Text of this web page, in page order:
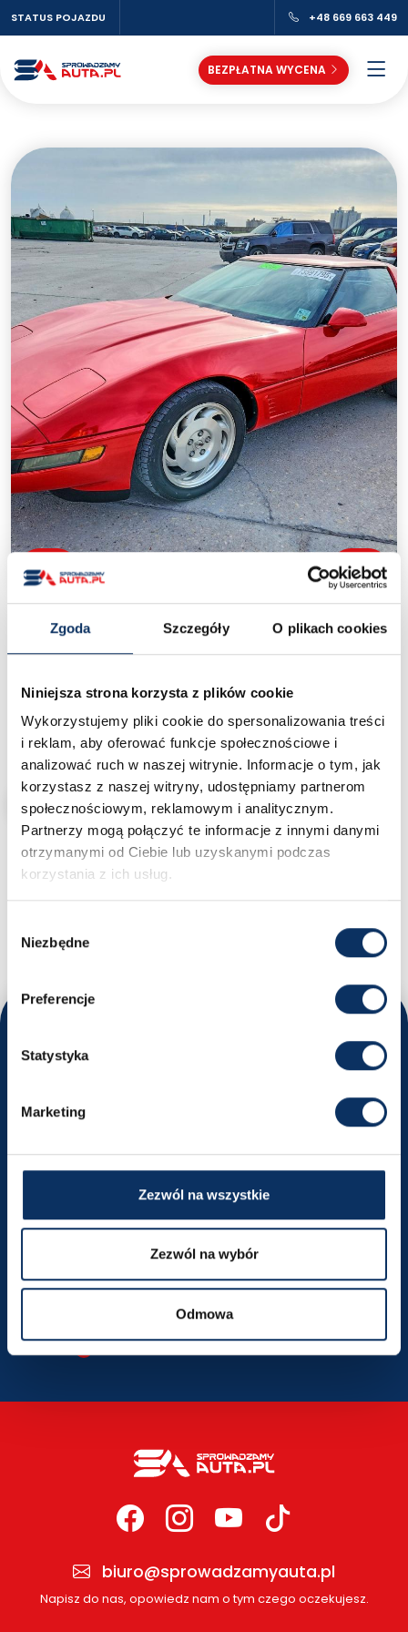
Zgoda Szczegóły O plikach cookies
Niniejsza strona korzysta z plików cookie
Wykorzystujemy pliki cookie do spersonalizowania treści
i reklam, aby oferować funkcje społecznościowe i
analizować ruch w naszej witrynie. Informacje o tym, jak
korzystasz z naszej witryny, udostępniamy partnerom
społecznościowym, reklamowym i analitycznym.
Partnerzy mogą połączyć te informacje z innymi danymi
otrzymanymi od Ciebie lub uzyskanymi podczas
korzystania z ich usług.
zgody
Niezbędne
Preferencje
Statystyka
Marketing
Zezwól na wszystkie
Zezwól na wybór
Odmowa
STATUS POJAZDU +48 669 663 449
BEZPŁATNA WYCENA
‹ ›
Chevrolet Corvette C4(1984-
1996)
/ Ceny aut z USA / Chevrolet Corvette C4(1984-1996)
Cena od:20 000 złpod dom
CHCĘ SPROWADZIĆ PODOBNY
MASZ PYTANIA?
+48 516 491 740
krakow@sprowadzamyauta.pl
SZCZEGÓŁY LOKALIZACJI
biuro@sprowadzamyauta.pl
Napisz do nas, opowiedz nam o tym czego oczekujesz.